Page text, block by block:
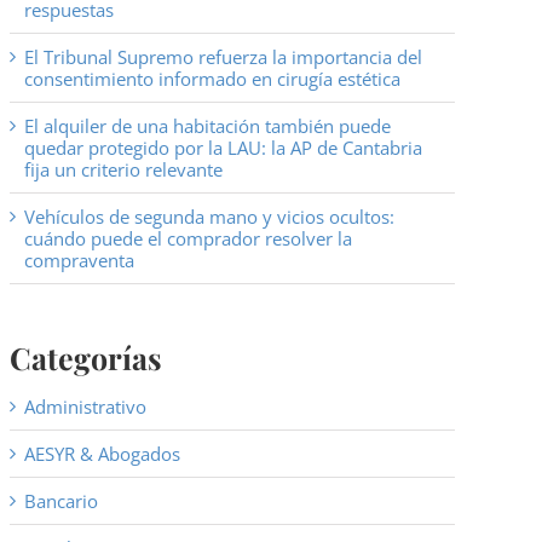
respuestas
El Tribunal Supremo refuerza la importancia del
consentimiento informado en cirugía estética
El alquiler de una habitación también puede
quedar protegido por la LAU: la AP de Cantabria
fija un criterio relevante
Vehículos de segunda mano y vicios ocultos:
cuándo puede el comprador resolver la
compraventa
Categorías
Administrativo
AESYR & Abogados
Bancario